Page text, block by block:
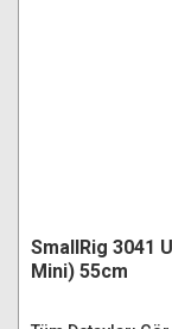
SmallRig 3041
Mini) 55cm